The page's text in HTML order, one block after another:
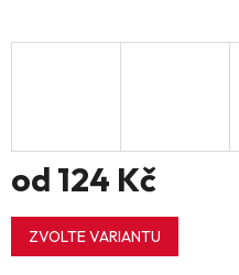
od 124 Kč
Měrná
cena:
ZVOLTE VARIANTU